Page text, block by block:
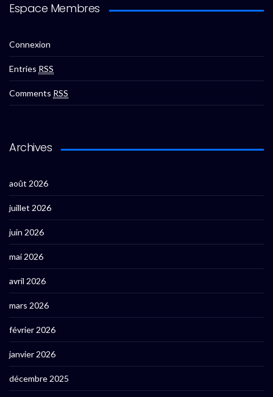
Espace Membres
Connexion
Entries RSS
Comments RSS
Archives
août 2026
juillet 2026
juin 2026
mai 2026
avril 2026
mars 2026
février 2026
janvier 2026
décembre 2025